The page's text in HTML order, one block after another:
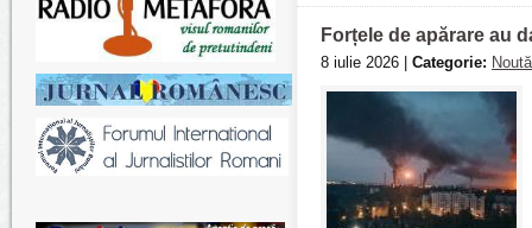
Forțele de apărare au
8 iulie 2026 | Categorie: